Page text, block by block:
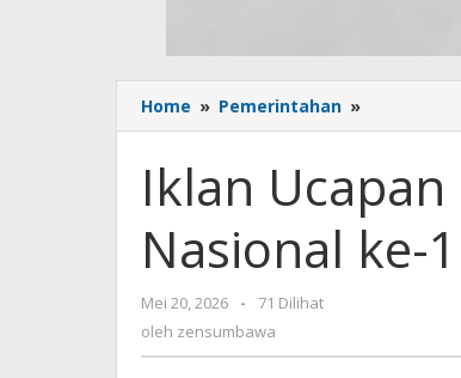
Home » Pemerintahan »
Ucapan
Hari
Nasional
ke-
Iklan
Nasional ke-
Mei 20, 2026
oleh
zensumbawa
-
71 Dilihat
oleh zensumbawa